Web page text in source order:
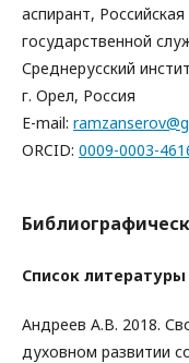
аспирант,
государственной
Среднерусский
г. Орел, Россия
E-mail:
ORCID: 0009-0003-
Список литературы
Андреев А.В. 2018.
духовном развитии